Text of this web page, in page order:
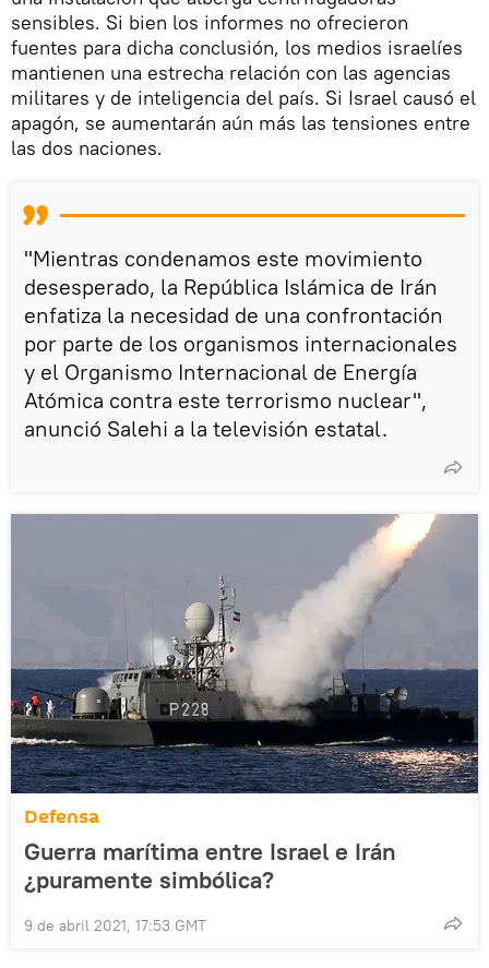
sensibles. Si bien los informes no ofrecieron
fuentes para dicha conclusión, los medios israelíes
mantienen una estrecha relación con las agencias
militares y de inteligencia del país. Si Israel causó el
apagón, se aumentarán aún más las tensiones entre
las dos naciones.
"Mientras condenamos este movimiento
desesperado, la República Islámica de Irán
enfatiza la necesidad de una confrontación
por parte de los organismos internacionales
y el Organismo Internacional de Energía
Atómica contra este terrorismo nuclear'',
anunció Salehi a la televisión estatal.
Defensa
Guerra marítima entre Israel e Irán
¿puramente simbólica?
9 de abril 2021, 17:53 GMT